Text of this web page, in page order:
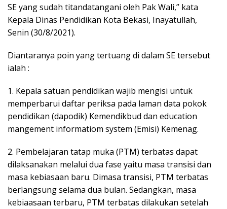
SE yang sudah titandatangani oleh Pak Wali,” kata
Kepala Dinas Pendidikan Kota Bekasi, Inayatullah,
Senin (30/8/2021).
Diantaranya poin yang tertuang di dalam SE tersebut
ialah :
1. Kepala satuan pendidikan wajib mengisi untuk
memperbarui daftar periksa pada laman data pokok
pendidikan (dapodik) Kemendikbud dan education
mangement informatiom system (Emisi) Kemenag.
2. Pembelajaran tatap muka (PTM) terbatas dapat
dilaksanakan melalui dua fase yaitu masa transisi dan
masa kebiasaan baru. Dimasa transisi, PTM terbatas
berlangsung selama dua bulan. Sedangkan, masa
kebiaasaan terbaru, PTM terbatas dilakukan setelah